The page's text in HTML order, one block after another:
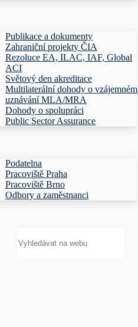
Publikace a dokumenty
Zahraniční projekty ČIA
Rezoluce EA, ILAC, IAF, Global
ACI
Světový den akreditace
Multilaterální dohody o vzájemném
uznávání MLA/MRA
Dohody o spolupráci
Public Sector Assurance
Podatelna
Pracoviště Praha
Pracoviště Brno
Odbory a zaměstnanci